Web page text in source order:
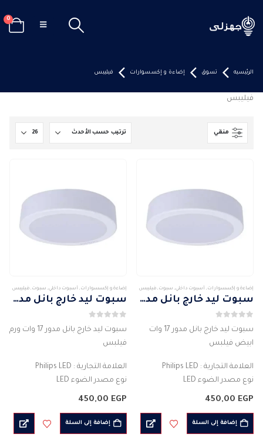
0
الرئيسيه تسوق إضاءة و إكسسوارات فيليبس
فيليبس
منقي
إضاءة و إكسسوارات , أسبوت داخلي, سبوت , فيليبس
سبوت ليد خارج بانل مدور 17 وات ابيض فيلبس
سبوت ليد خارج بانل مدور 17 وات
ابيض فيلبس
العلامة التجارية : Philips LED
نوع مصدر الضوء LED
شكل اللمبة : مستدير
الأبعاد: 350 × 350…
450,00 EGP
إضافة إلى السلة
إضاءة و إكسسوارات , أسبوت داخلي, سبوت , فيليبس
سبوت ليد خارج بانل مدور 17 وات ورم فيلبس
سبوت ليد خارج بانل مدور 17 وات ورم
فيلبس
العلامة التجارية : Philips LED
نوع مصدر الضوء LED
شكل اللمبة : مستدير
الأبعاد:…
450,00 EGP
إضافة إلى السلة